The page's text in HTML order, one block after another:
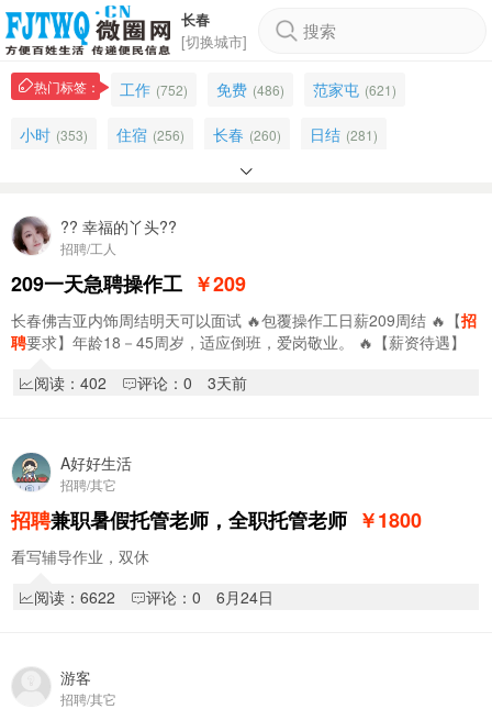
长春
[切换城市]
搜索
热门标签： 工作 (752) 免费 (486) 范家屯 (621)
小时 (353) 住宿 (256) 长春 (260) 日结 (281)
汽车
五险 (152) 长白班 (225)
保险
培训 (53) 公主岭 (107) 宿舍 (78) 工人 (44) 主播 (42)

?? 幸福的丫头??
招聘/工人
209一天急聘操作工 ￥209
长春佛吉亚内饰周结明天可以面试 🔥包覆操作工日薪209周结 🔥【招
聘要求】年龄18－45周岁，适应倒班，爱岗敬业。 🔥【薪资待遇】
阅读：402
评论：0 3天前
A好好生活
招聘/其它
招聘兼职暑假托管老师，全职托管老师 ￥1800
看写辅导作业，双休
阅读：6622
评论：0 6月24日
游客
招聘/其它